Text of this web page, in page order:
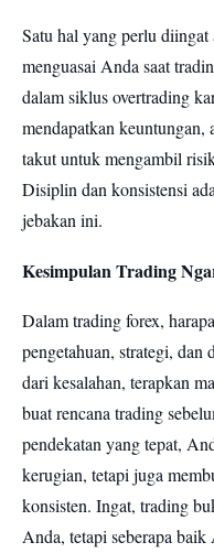
Satu hal yang perlu diingat
menguasai Anda saat
dalam siklus overtrading
mendapatkan keuntungan,
takut untuk mengambil
Disiplin dan konsistensi
jebakan ini.
Kesimpulan Trading
Dalam trading forex,
pengetahuan, strategi,
dari kesalahan, terapkan
buat rencana trading
pendekatan yang tepat,
kerugian, tetapi juga
konsisten. Ingat, trading
Anda, tetapi seberapa